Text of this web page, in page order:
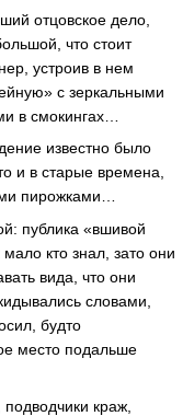
отцовское дело,
что стоит
устроив в нем
с зеркальными
в смокингах…
известно было
и в старые времена,
пирожками…
публика «вшивой
кто знал, зато они
вида, что они
словами,
будто
место подальше
краж,